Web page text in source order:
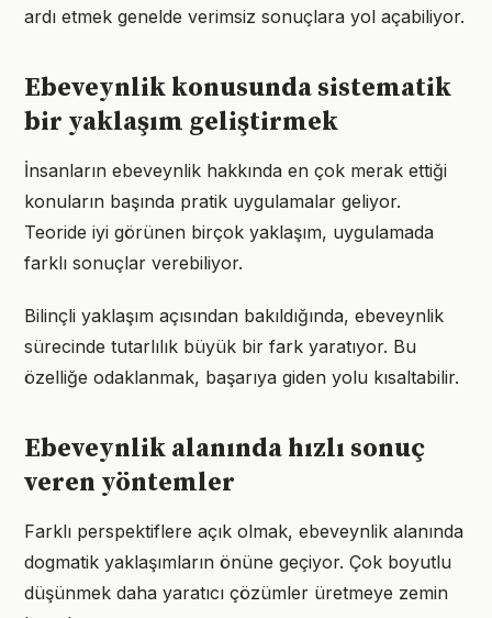
ardı etmek genelde verimsiz sonuçlara yol açabiliyor.
Ebeveynlik konusunda sistematik
bir yaklaşım geliştirmek
İnsanların ebeveynlik hakkında en çok merak ettiği
konuların başında pratik uygulamalar geliyor.
Teoride iyi görünen birçok yaklaşım, uygulamada
farklı sonuçlar verebiliyor.
Bilinçli yaklaşım açısından bakıldığında, ebeveynlik
sürecinde tutarlılık büyük bir fark yaratıyor. Bu
özelliğe odaklanmak, başarıya giden yolu kısaltabilir.
Ebeveynlik alanında hızlı sonuç
veren yöntemler
Farklı perspektiflere açık olmak, ebeveynlik alanında
dogmatik yaklaşımların önüne geçiyor. Çok boyutlu
düşünmek daha yaratıcı çözümler üretmeye zemin